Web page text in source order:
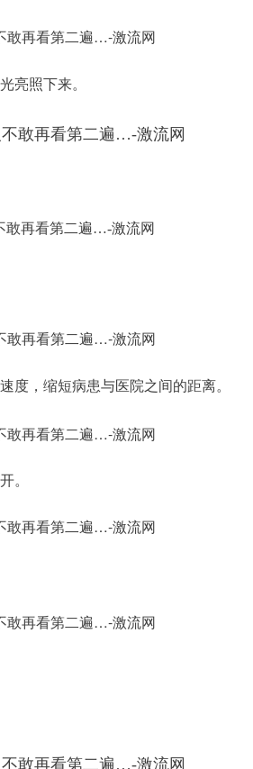
亮照下来。
度，缩短病患与医院之间的距离。
。